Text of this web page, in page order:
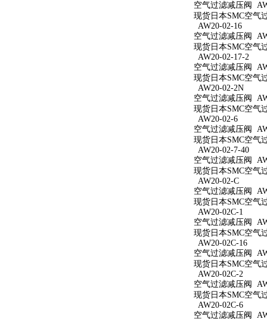
空气过滤减压阀
现货日本SMC空气
AW20-02-16
空气过滤减压阀
现货日本SMC空气
AW20-02-17-2
空气过滤减压阀
现货日本SMC空气
AW20-02-2N
空气过滤减压阀
现货日本SMC空气
AW20-02-6
空气过滤减压阀
现货日本SMC空气
AW20-02-7-40
空气过滤减压阀
现货日本SMC空气
AW20-02-C
空气过滤减压阀
现货日本SMC空气
AW20-02C-1
空气过滤减压阀
现货日本SMC空气
AW20-02C-16
空气过滤减压阀
现货日本SMC空气
AW20-02C-2
空气过滤减压阀
现货日本SMC空气
AW20-02C-6
空气过滤减压阀